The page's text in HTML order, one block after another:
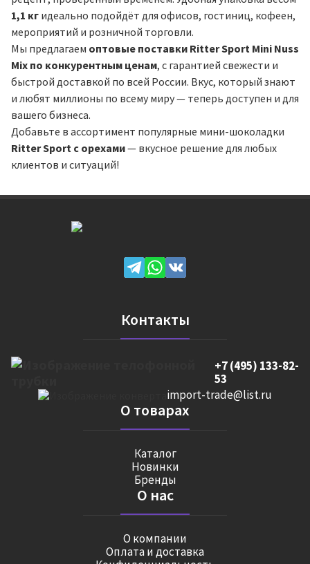
1,1 кг идеально подойдёт для офисов, гостиниц, кофеен,
мероприятий и розничной торговли.
Мы предлагаем оптовые поставки Ritter Sport Mini Nuss
Mix по конкурентным ценам, с гарантией свежести и
быстрой доставкой по всей России. Вкус, который знают
и любят миллионы по всему миру — теперь доступен и для
вашего бизнеса.
Добавьте в ассортимент популярные мини-шоколадки
Ritter Sport с орехами— вкусное решение для любых
клиентов и ситуаций!
Контакты
+7 (495) 133-82-
53
import-trade@list.ru
О товарах
Каталог
Новинки
Бренды
О нас
О компании
Оплата и доставка